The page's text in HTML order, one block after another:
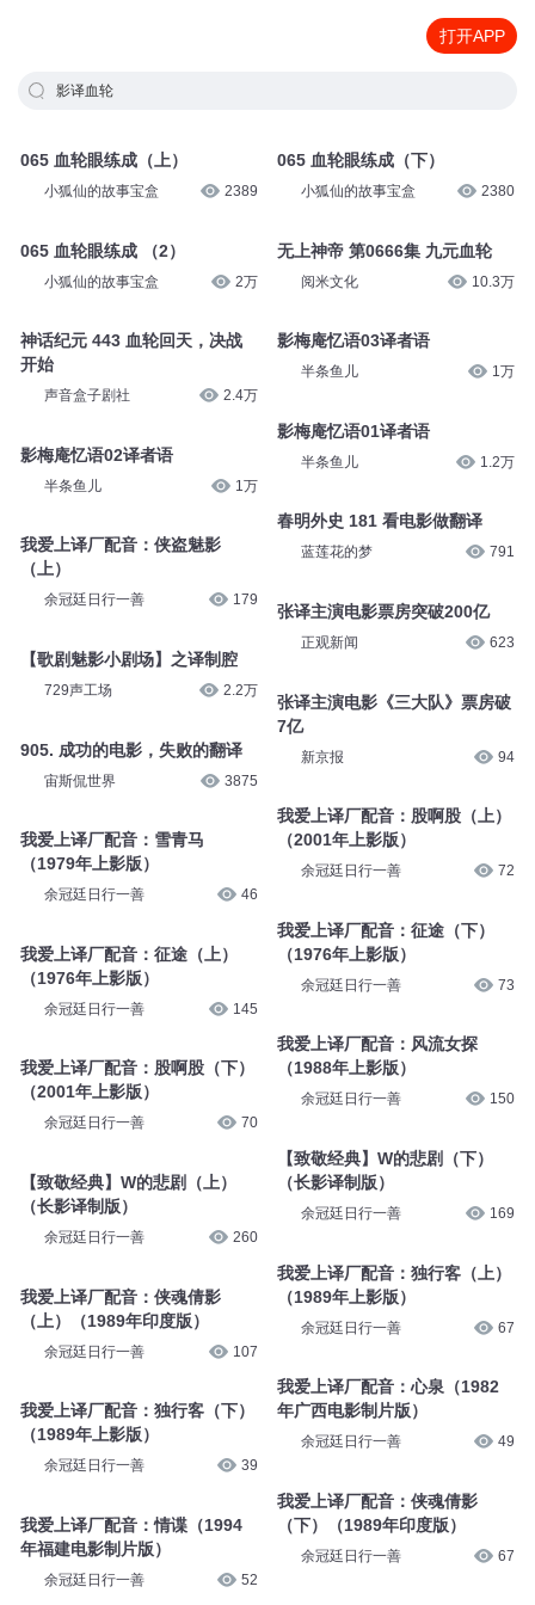
打开APP
影译血轮
065 血轮眼练成（上）
小狐仙的故事宝盒 2389
065 血轮眼练成 （2）
小狐仙的故事宝盒 2万
神话纪元 443 血轮回天，决战
开始
声音盒子剧社 2.4万
影梅庵忆语02译者语
半条鱼儿 1万
我爱上译厂配音：侠盗魅影
（上）
余冠廷日行一善 179
【歌剧魅影小剧场】之译制腔
729声工场 2.2万
905. 成功的电影，失败的翻译
宙斯侃世界 3875
我爱上译厂配音：雪青马
（1979年上影版）
余冠廷日行一善 46
我爱上译厂配音：征途（上）
（1976年上影版）
余冠廷日行一善 145
我爱上译厂配音：股啊股（下）
（2001年上影版）
余冠廷日行一善 70
【致敬经典】W的悲剧（上）
（长影译制版）
余冠廷日行一善 260
我爱上译厂配音：侠魂倩影
（上）（1989年印度版）
余冠廷日行一善 107
我爱上译厂配音：独行客（下）
（1989年上影版）
余冠廷日行一善 39
我爱上译厂配音：情谍（1994
年福建电影制片版）
余冠廷日行一善 52
065 血轮眼练成（下）
小狐仙的故事宝盒 2380
无上神帝 第0666集 九元血轮
阅米文化 10.3万
影梅庵忆语03译者语
半条鱼儿 1万
影梅庵忆语01译者语
半条鱼儿 1.2万
春明外史 181 看电影做翻译
蓝莲花的梦 791
张译主演电影票房突破200亿
正观新闻 623
张译主演电影《三大队》票房破
7亿
新京报 94
我爱上译厂配音：股啊股（上）
（2001年上影版）
余冠廷日行一善 72
我爱上译厂配音：征途（下）
（1976年上影版）
余冠廷日行一善 73
我爱上译厂配音：风流女探
（1988年上影版）
余冠廷日行一善 150
【致敬经典】W的悲剧（下）
（长影译制版）
余冠廷日行一善 169
我爱上译厂配音：独行客（上）
（1989年上影版）
余冠廷日行一善 67
我爱上译厂配音：心泉（1982
年广西电影制片版）
余冠廷日行一善 49
我爱上译厂配音：侠魂倩影
（下）（1989年印度版）
余冠廷日行一善 67